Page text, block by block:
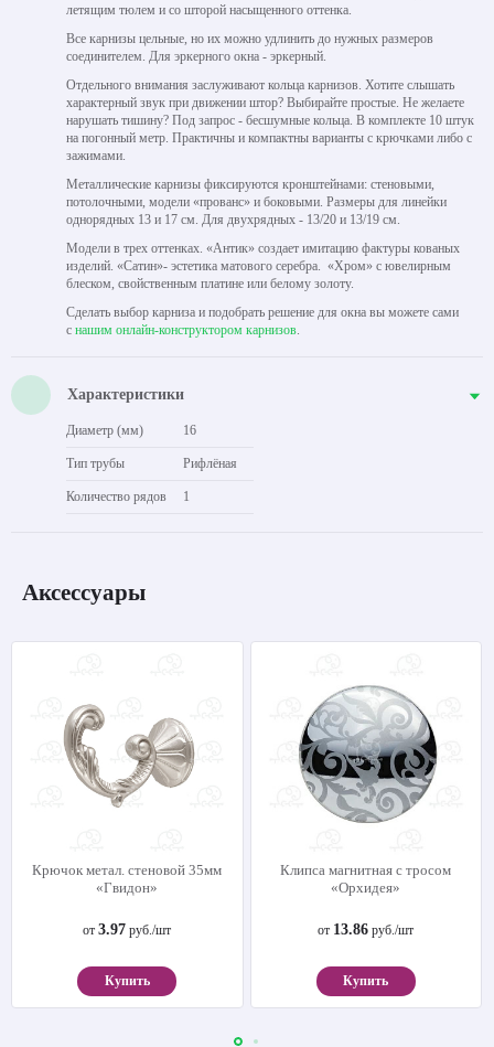
летящим тюлем и со шторой насыщенного оттенка.
Все карнизы цельные, но их можно удлинить до нужных размеров
соединителем. Для эркерного окна - эркерный.
Отдельного внимания заслуживают кольца карнизов. Хотите слышать
характерный звук при движении штор? Выбирайте простые. Не желаете
нарушать тишину? Под запрос - бесшумные кольца. В комплекте 10 штук
на погонный метр. Практичны и компактны варианты с крючками либо с
зажимами.
Металлические карнизы фиксируются кронштейнами: стеновыми,
потолочными, модели «прованс» и боковыми. Размеры для линейки
однорядных 13 и 17 см. Для двухрядных - 13/20 и 13/19 см.
Модели в трех оттенках. «Антик» создает имитацию фактуры кованых
изделий. «Сатин»- эстетика матового серебра. «Хром» с ювелирным
блеском, свойственным платине или белому золоту.
Сделать выбор карниза и подобрать решение для окна вы можете сами
с нашим онлайн-конструктором карнизов.
Характеристики
Диаметр (мм) 16
Тип трубы Рифлёная
Количество рядов 1
Аксессуары
Крючок метал. стеновой 35мм
«Гвидон»
от3.97 руб./шт
Купить
Клипса магнитная с тросом
«Орхидея»
от 13.86 руб./шт
Купить